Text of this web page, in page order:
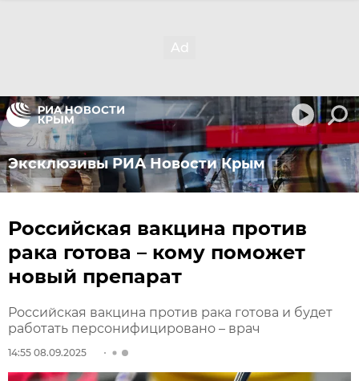
Эксклюзивы РИА Новости Крым
Российская вакцина против
рака готова – кому поможет
новый препарат
Российская вакцина против рака готова и будет
работать персонифицировано – врач
14:55 08.09.2025